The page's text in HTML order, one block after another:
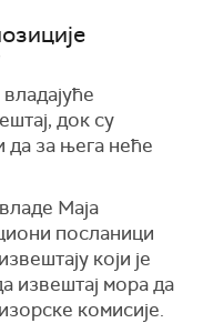
док су
да за њега неће
Маја
посланици
који је
извештај мора да
комисије.